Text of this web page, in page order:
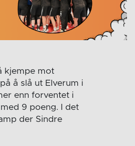
kjempe mot
å slå ut Elverum i
enn forventet i
9 poeng. I det
der Sindre